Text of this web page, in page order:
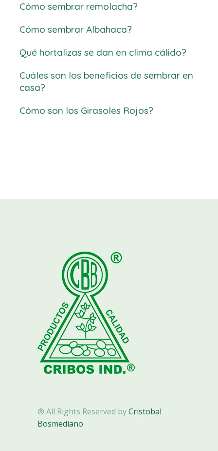
Cómo sembrar remolacha?
Cómo sembrar Albahaca?
Qué hortalizas se dan en clima cálido?
Cuáles son los beneficios de sembrar en
casa?
Cómo son los Girasoles Rojos?
® All Rights Reserved byCristobal
Bosmediano